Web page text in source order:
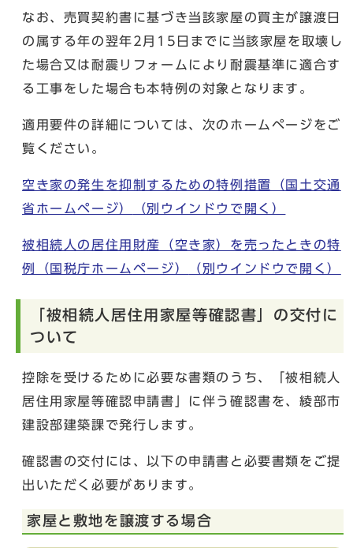
なお、売買契約書に基づき当該家屋の買主が譲渡日
の属する年の翌年2月15日までに当該家屋を取壊し
た場合又は耐震リフォームにより耐震基準に適合す
る工事をした場合も本特例の対象となります。
適用要件の詳細については、次のホームページをご
覧ください。
空き家の発生を抑制するための特例措置（国土交通
省ホームページ）
（別ウインドウで開く）
被相続人の居住用財産（空き家）を売ったときの特
例（国税庁ホームページ）
（別ウインドウで開く）
「被相続人居住用家屋等確認書」の交付に
ついて
控除を受けるために必要な書類のうち、「被相続人
居住用家屋等確認申請書」に伴う確認書を、綾部市
建設部建築課で発行します。
確認書の交付には、以下の申請書と必要書類をご提
出いただく必要があります。​
家屋と敷地を譲渡する場合